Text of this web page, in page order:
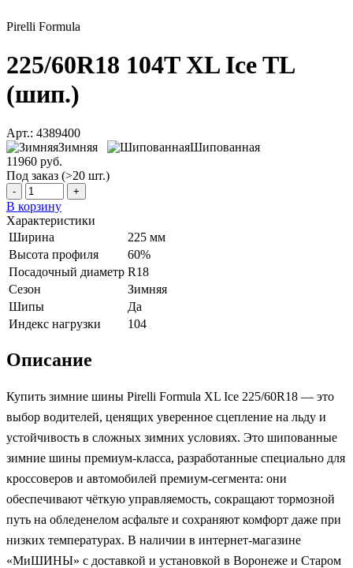
Pirelli Formula
225/60R18 104T XL Ice TL
(шип.)
Арт.: 4389400
Зимняя
Шипованная
11960 руб.
Под заказ (>20 шт.)
- +
В корзину
Характеристики
Ширина
225 мм
Высота профиля
60%
Посадочный диаметр R18
Сезон
Зимняя
Шипы
Да
Индекс нагрузки
104
Описание
Купить зимние шины Pirelli Formula XL Ice 225/60R18 — это
выбор водителей, ценящих уверенное сцепление на льду и
устойчивость в сложных зимних условиях. Это шипованные
зимние шины премиум-класса, разработанные специально для
кроссоверов и автомобилей премиум-сегмента: они
обеспечивают чёткую управляемость, сокращают тормозной
путь на обледенелом асфальте и сохраняют комфорт даже при
низких температурах. В наличии в интернет-магазине
«МиШИНЫ» с доставкой и установкой в Воронеже и Старом